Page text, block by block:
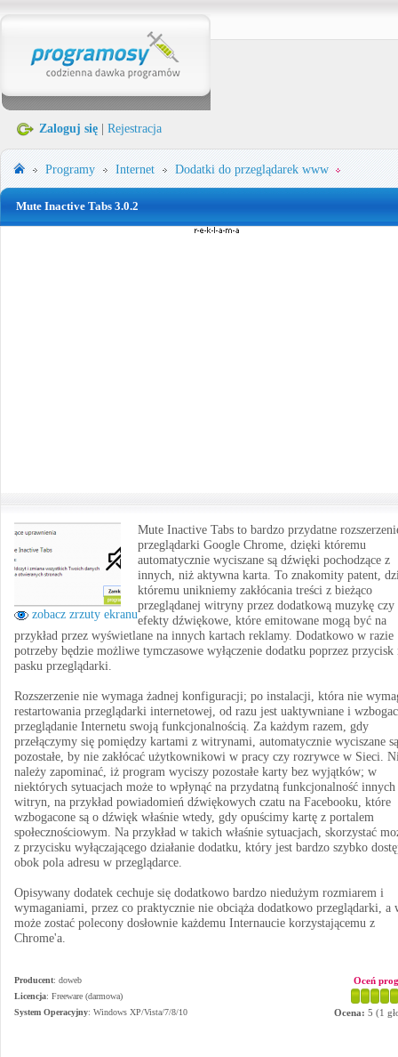
Zaloguj się Rejestracja
Programy Internet Dodatki do przeglądarek www
Mute Inactive Tabs 3.0.2
zobacz zrzuty ekranu
Mute Inactive Tabs to bardzo przydatne
przeglądarki Google Chrome, dzięki któremu
automatycznie wyciszane są dźwięki pochodzące z
innych, niż aktywna karta. To znakomity patent,
któremu unikniemy zakłócania treści z bieżąco
przeglądanej witryny przez dodatkową muzykę czy
efekty dźwiękowe, które emitowane mogą być na
przykład przez wyświetlane na innych kartach reklamy. Dodatkowo w razie
potrzeby będzie możliwe tymczasowe wyłączenie dodatku poprzez przycisk
pasku przeglądarki.
Rozszerzenie nie wymaga żadnej konfiguracji; po instalacji, która nie
restartowania przeglądarki internetowej, od razu jest uaktywniane i
przeglądanie Internetu swoją funkcjonalnością. Za każdym razem, gdy
przełączymy się pomiędzy kartami z witrynami, automatycznie wyciszane są
pozostałe, by nie zakłócać użytkownikowi w pracy czy rozrywce w Sieci.
należy zapominać, iż program wyciszy pozostałe karty bez wyjątków; w
niektórych sytuacjach może to wpłynąć na przydatną funkcjonalność innych
witryn, na przykład powiadomień dźwiękowych czatu na Facebooku, które
wzbogacone są o dźwięk właśnie wtedy, gdy opuścimy kartę z portalem
społecznościowym. Na przykład w takich właśnie sytuacjach, skorzystać
z przycisku wyłączającego działanie dodatku, który jest bardzo szybko
obok pola adresu w przeglądarce.
Opisywany dodatek cechuje się dodatkowo bardzo niedużym rozmiarem i
wymaganiami, przez co praktycznie nie obciąża dodatkowo przeglądarki, a
może zostać polecony dosłownie każdemu Internaucie korzystającemu z
Chrome'a.
Producent: doweb
Licencja: Freeware (darmowa)
System Operacyjny: Windows XP/Vista/7/8/10
Oceń
Ocena: 5 (1